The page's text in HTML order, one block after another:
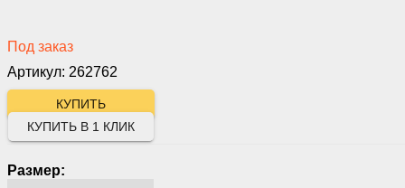
Под заказ
Артикул: 262762
Размер:
КУПИТЬ В 1 КЛИК